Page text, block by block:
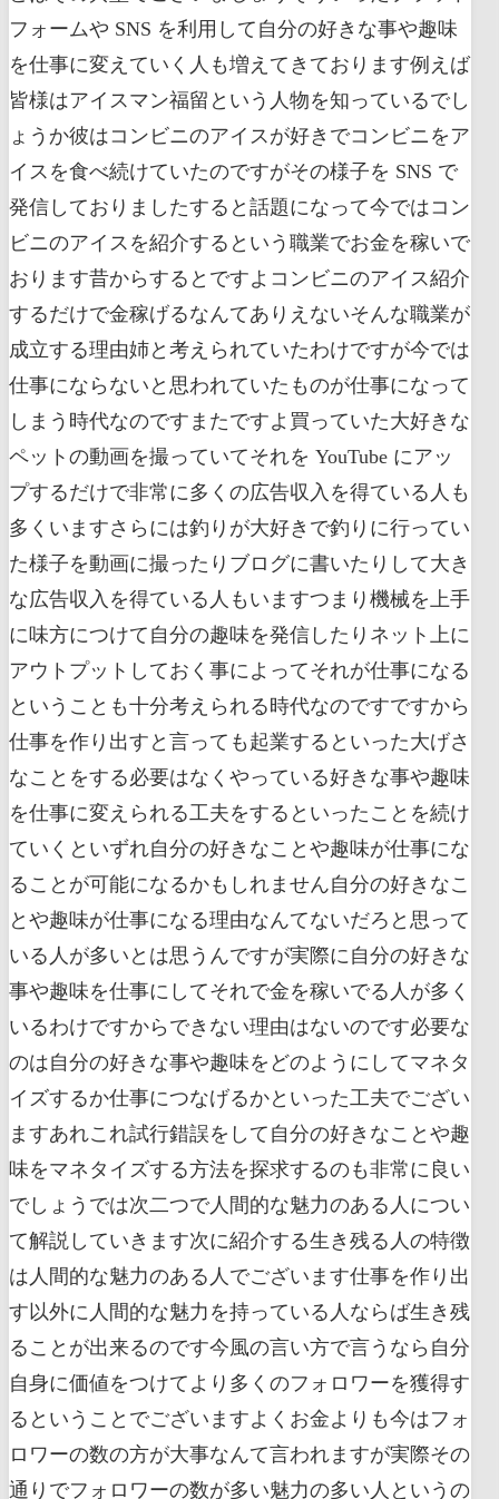
フォームや SNS を利用して自分の好きな事や趣味
を仕事に変えていく人も増えてきております例えば
皆様はアイスマン福留という人物を知っているでし
ょうか彼はコンビニのアイスが好きでコンビニをア
イスを食べ続けていたのですがその様子を SNS で
発信しておりましたすると話題になって今ではコン
ビニのアイスを紹介するという職業でお金を稼いで
おります昔からするとですよコンビニのアイス紹介
するだけで金稼げるなんてありえないそんな職業が
成立する理由姉と考えられていたわけですが今では
仕事にならないと思われていたものが仕事になって
しまう時代なのですまたですよ買っていた大好きな
ペットの動画を撮っていてそれを YouTube にアッ
プするだけで非常に多くの広告収入を得ている人も
多くいますさらには釣りが大好きで釣りに行ってい
た様子を動画に撮ったりブログに書いたりして大き
な広告収入を得ている人もいますつまり機械を上手
に味方につけて自分の趣味を発信したりネット上に
アウトプットしておく事によってそれが仕事になる
ということも十分考えられる時代なのですですから
仕事を作り出すと言っても起業するといった大げさ
なことをする必要はなくやっている好きな事や趣味
を仕事に変えられる工夫をするといったことを続け
ていくといずれ自分の好きなことや趣味が仕事にな
ることが可能になるかもしれません自分の好きなこ
とや趣味が仕事になる理由なんてないだろと思って
いる人が多いとは思うんですが実際に自分の好きな
事や趣味を仕事にしてそれで金を稼いでる人が多く
いるわけですからできない理由はないのです必要な
のは自分の好きな事や趣味をどのようにしてマネタ
イズするか仕事につなげるかといった工夫でござい
ますあれこれ試行錯誤をして自分の好きなことや趣
味をマネタイズする方法を探求するのも非常に良い
でしょうでは次二つで人間的な魅力のある人につい
て解説していきます次に紹介する生き残る人の特徴
は人間的な魅力のある人でございます仕事を作り出
す以外に人間的な魅力を持っている人ならば生き残
ることが出来るのです今風の言い方で言うなら自分
自身に価値をつけてより多くのフォロワーを獲得す
るということでございますよくお金よりも今はフォ
ロワーの数の方が大事なんて言われますが実際その
通りでフォロワーの数が多い魅力の多い人というの